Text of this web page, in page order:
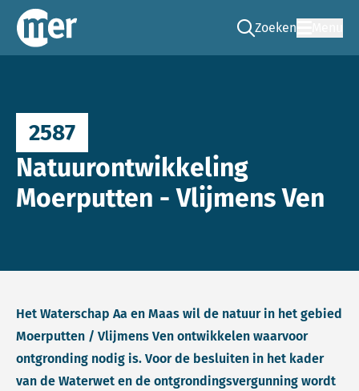
Commissie mer
Zoeken
Ga naar de zoek
2587
Natuurontwikkeling
Moerputten - Vlijmens Ven
Het Waterschap Aa en Maas wil de natuur in het gebied
Moerputten / Vlijmens Ven ontwikkelen waarvoor
ontgronding nodig is. Voor de besluiten in het kader
van de Waterwet en de ontgrondingsvergunning wordt